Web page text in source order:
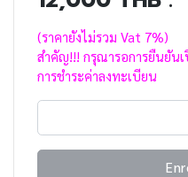
(ราคายังไม่รวม Vat 7%)
สำคัญ!!! กรุณารอการยืนยัน
การชำระค่าลงทะเบียน